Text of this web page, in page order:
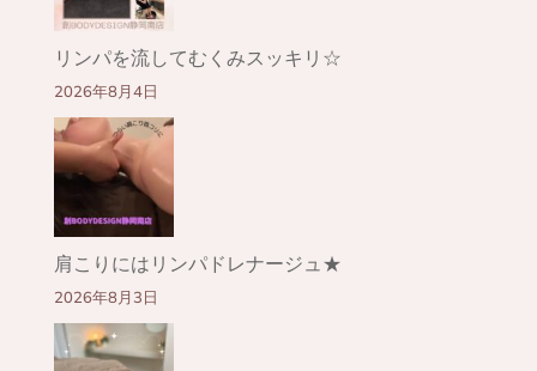
リンパを流してむくみスッキリ☆
2026年8月4日
肩こりにはリンパドレナージュ★
2026年8月3日